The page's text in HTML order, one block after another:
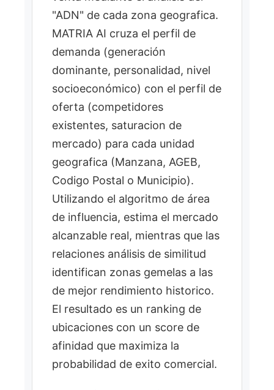
"ADN" de cada zona geografica.
MATRIA AI cruza el perfil de
demanda (generación
dominante, personalidad, nivel
socioeconómico) con el perfil de
oferta (competidores
existentes, saturacion de
mercado) para cada unidad
geografica (Manzana, AGEB,
Codigo Postal o Municipio).
Utilizando el algoritmo de área
de influencia, estima el mercado
alcanzable real, mientras que las
relaciones análisis de similitud
identifican zonas gemelas a las
de mejor rendimiento historico.
El resultado es un ranking de
ubicaciones con un score de
afinidad que maximiza la
probabilidad de exito comercial.